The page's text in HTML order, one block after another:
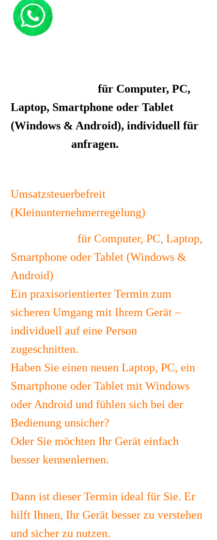
für Computer, PC,
Laptop, Smartphone oder Tablet
(Windows & Android), individuell für
anfragen.
Umsatzsteuerbefreit
(Kleinunternehmerregelung)
1:1-Coachingfür Computer, PC, Laptop,
Smartphone oder Tablet (Windows &
Android)
Ein praxisorientierter Termin zum
sicheren Umgang mit Ihrem Gerät –
individuell auf eine Person
zugeschnitten.
Haben Sie einen neuen Laptop, PC, ein
Smartphone oder Tablet mit Windows
oder Android und fühlen sich bei der
Bedienung unsicher?
Oder Sie möchten Ihr Gerät einfach
besser kennenlernen.
Dann ist dieser Termin ideal für Sie. Er
hilft Ihnen, Ihr Gerät besser zu verstehen
und sicher zu nutzen.